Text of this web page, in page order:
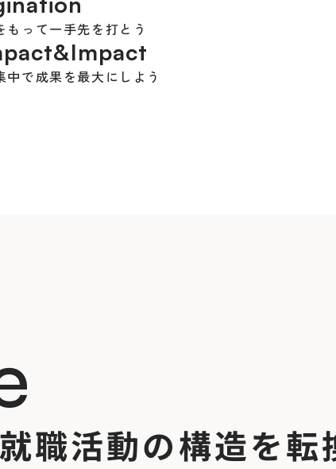
もって一手先を打とう
中で成果を最大にしよう
就職活動の構造を転